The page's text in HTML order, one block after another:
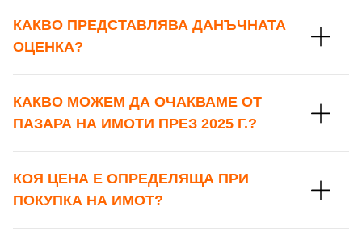
КАКВО ПРЕДСТАВЛЯВА ДАНЪЧНАТА
ОЦЕНКА?
КАКВО МОЖЕМ ДА ОЧАКВАМЕ ОТ
ПАЗАРА НА ИМОТИ ПРЕЗ 2025 Г.?
КОЯ ЦЕНА Е ОПРЕДЕЛЯЩА ПРИ
ПОКУПКА НА ИМОТ?